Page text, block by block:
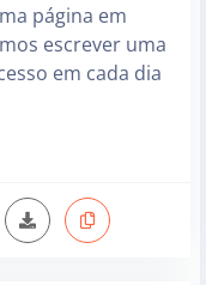
página em
escrever uma
em cada dia